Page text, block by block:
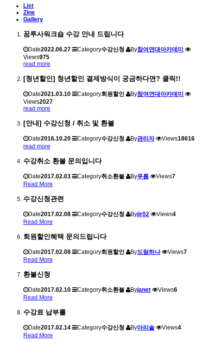
List
Zine
Gallery
꿈투사워크숍 수강 안내 드립니다
Date2022.06.27 Category수강신청 By참여연대아카데미
Views975
read more
[청년할인] 청년할인 결제방식이 궁금하다면? 클릭!!
Date2021.03.10 Category회원할인 By참여연대아카데미
Views2027
read more
[안내] 수강신청 / 취소 및 환불
Date2016.10.20 Category수강신청 By관리자 Views18616
read more
수강취소 환불 문의입니다
Date2017.02.03 Category취소환불 By푸름 Views7
Read More
수강신청관련
Date2017.02.08 Category수강신청 Byjir02 Views4
Read More
회원할인혜택 문의드립니다
Date2017.02.08 Category회원할인 By드림하나 Views7
Read More
환불신청
Date2017.02.10 Category취소환불 Byjanet Views6
Read More
수강료 납부를
Date2017.02.14 Category수강신청 By마리솔 Views4
Read More